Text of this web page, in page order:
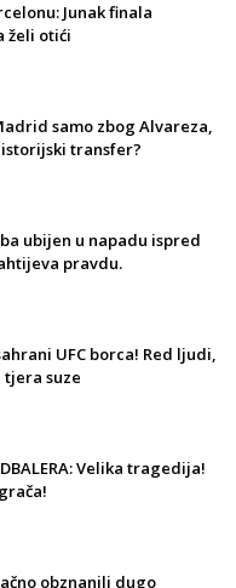
Junak finala
želi otići
samo zbog Alvareza,
transfer?
ubijen u napadu ispred
pravdu.
UFC borca! Red ljudi,
tjera suze
Velika tragedija!
obznanili dugo